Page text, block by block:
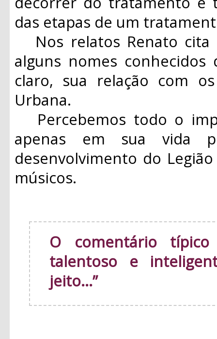
das etapas de um
Nos relatos Renato cita
alguns nomes
claro, sua relação com
Urbana.
Percebemos todo o
apenas em sua vida
desenvolvimento do
músicos.
O comentário
talentoso e
jeito...”